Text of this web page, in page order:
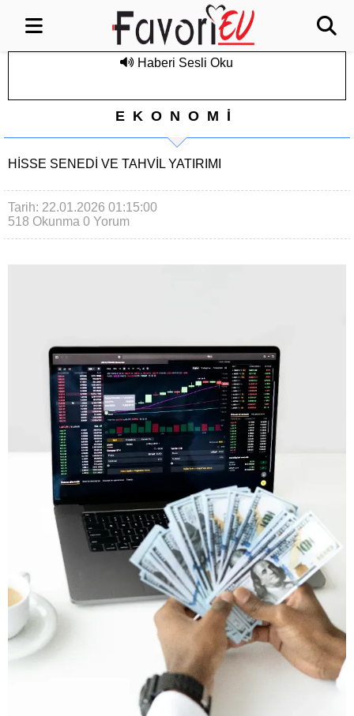
Haberi Sesli Oku
EKONOMİ
HISSE SENEDI VE TAHVIL YATIRIMI
Tarih: 22.01.2026 01:15:00
518 Okunma 0 Yorum